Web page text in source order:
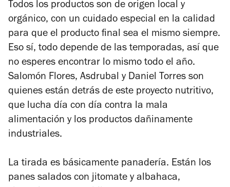
Todos los productos son de origen local y
orgánico, con un cuidado especial en la calidad
para que el producto final sea el mismo siempre.
Eso sí, todo depende de las temporadas, así que
no esperes encontrar lo mismo todo el año.
Salomón Flores, Asdrubal y Daniel Torres son
quienes están detrás de este proyecto nutritivo,
que lucha día con día contra la mala
alimentación y los productos dañinamente
industriales.
La tirada es básicamente panadería. Están los
panes salados con jitomate y albahaca,